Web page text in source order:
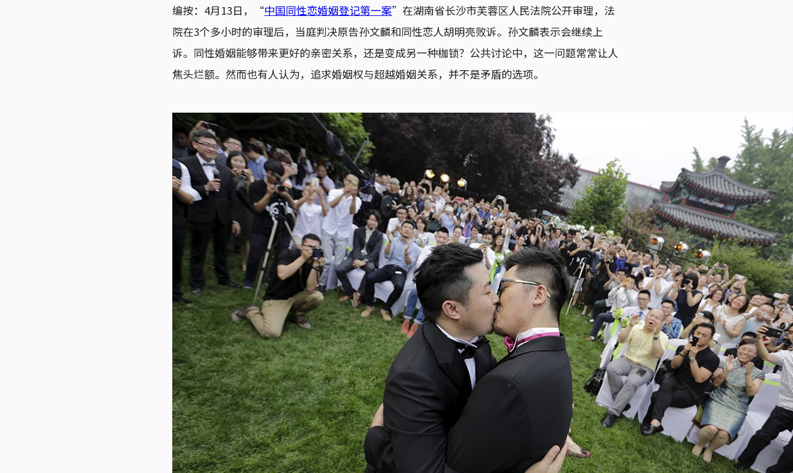
编按：4月13日，“中国同性恋婚姻登记第一案”在湖南省长沙市芙蓉区人民法院公开审理，法
院在3个多小时的审理后，当庭判决原告孙文麟和同性恋人胡明亮败诉。孙文麟表示会继续上
诉。同性婚姻能够带来更好的亲密关系，还是变成另一种枷锁？公共讨论中，这一问题常常让人
焦头烂额。然而也有人认为，追求婚姻权与超越婚姻关系，并不是矛盾的选项。